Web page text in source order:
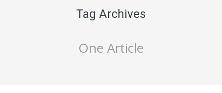
Tag Archives
One Article